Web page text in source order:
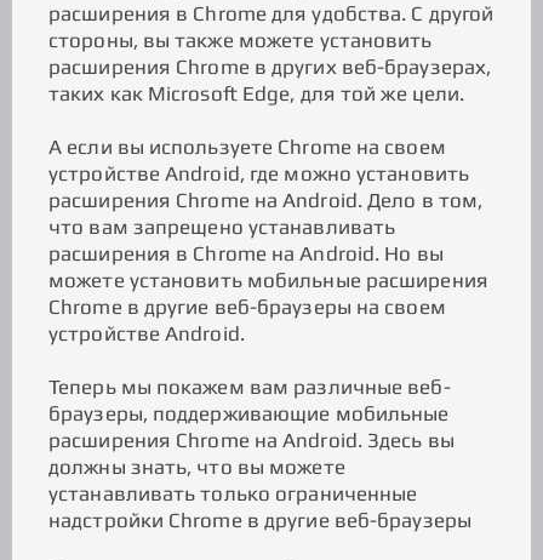
расширения в Chrome для удобства. С другой
стороны, вы также можете установить
расширения Chrome в других веб-браузерах,
таких как Microsoft Edge, для той же цели.
А если вы используете Chrome на своем
устройстве Android, где можно установить
расширения Chrome на Android. Дело в том,
что вам запрещено устанавливать
расширения в Chrome на Android. Но вы
можете установить мобильные расширения
Chrome в другие веб-браузеры на своем
устройстве Android.
Теперь мы покажем вам различные веб-
браузеры, поддерживающие мобильные
расширения Chrome на Android. Здесь вы
должны знать, что вы можете
устанавливать только ограниченные
надстройки Chrome в другие веб-браузеры